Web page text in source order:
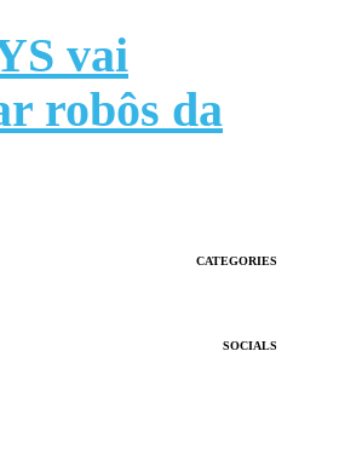
vai
robôs da
CATEGORIES
SOCIALS